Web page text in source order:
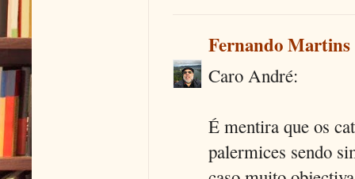
Fernando Martins
Caro André:
É mentira que os
palermices sendo